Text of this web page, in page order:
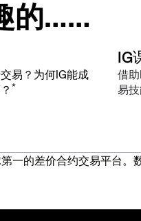
的……
易？为何IG能成
*
借
易技
的差价合约交易平台。